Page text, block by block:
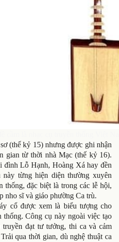
(thế kỷ 15) nhưng được ghi nhận
gian từ thời nhà Mạc (thế kỷ 16).
đình Lỗ Hạnh, Hoàng Xá hay đền
từng hiện diện thường xuyên
thống, đặc biệt là trong các lễ hội,
nho sĩ và giáo phường Ca trù.
cổ được xem là biểu tượng cho
thống. Công cụ này ngoài việc tạo
đạt tư tưởng, thi ca và cảm
qua thời gian, dù nghệ thuật ca